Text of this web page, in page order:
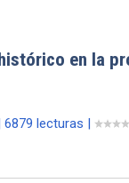
en la
6879 lecturas |